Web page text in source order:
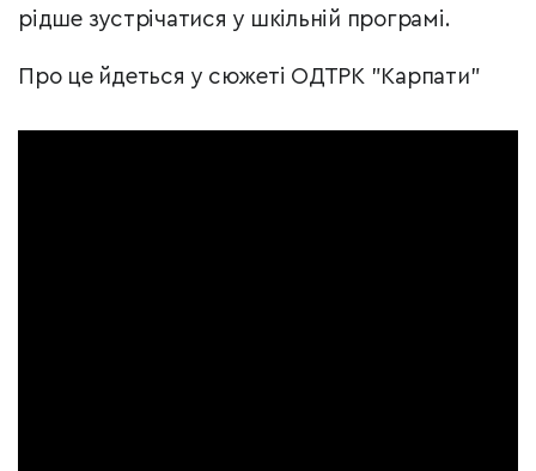
рідше зустрічатися у шкільній програмі.
Про це йдеться у сюжеті ОДТРК "Карпати"